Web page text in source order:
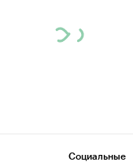
Социальные